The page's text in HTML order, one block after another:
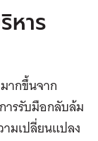
หาร
ากขึ้นจาก
ารรับมือกลับล้ม
มเปลี่ยนแปลง